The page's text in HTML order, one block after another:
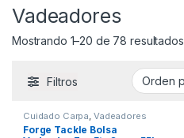
Vadeadores
Mostrando 1–20 de 78 resultados
Filtros
Cuidado Carpa Vadeadores
Forge Tackle Bolsa